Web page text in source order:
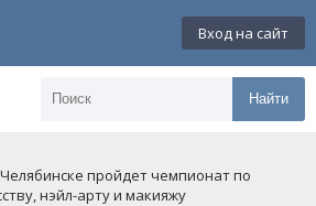
Вход на сайт
Найти
пройдет чемпионат по
нэйл-арту и макияжу